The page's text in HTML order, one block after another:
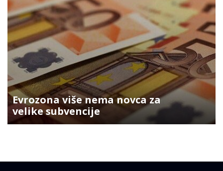
Evrozona više nema novca za
velike subvencije